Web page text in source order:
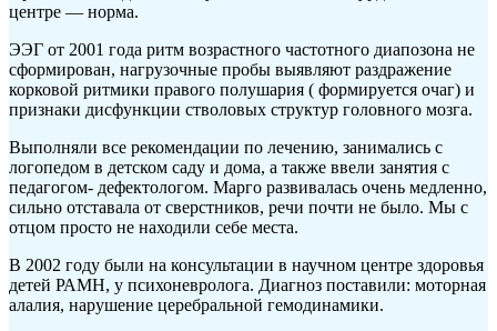
центре — норма.
ЭЭГ от 2001 года ритм возрастного частотного диапозона не
сформирован, нагрузочные пробы выявляют раздражение
корковой ритмики правого полушария ( формируется очаг) и
признаки дисфункции стволовых структур головного мозга.
Выполняли все рекомендации по лечению, занимались с
логопедом в детском саду и дома, а также ввели занятия с
педагогом- дефектологом. Марго развивалась очень медленно,
сильно отставала от сверстников, речи почти не было. Мы с
отцом просто не находили себе места.
В 2002 году были на консультации в научном центре здоровья
детей РАМН, у психоневролога. Диагноз поставили: моторная
алалия, нарушение церебральной гемодинамики.